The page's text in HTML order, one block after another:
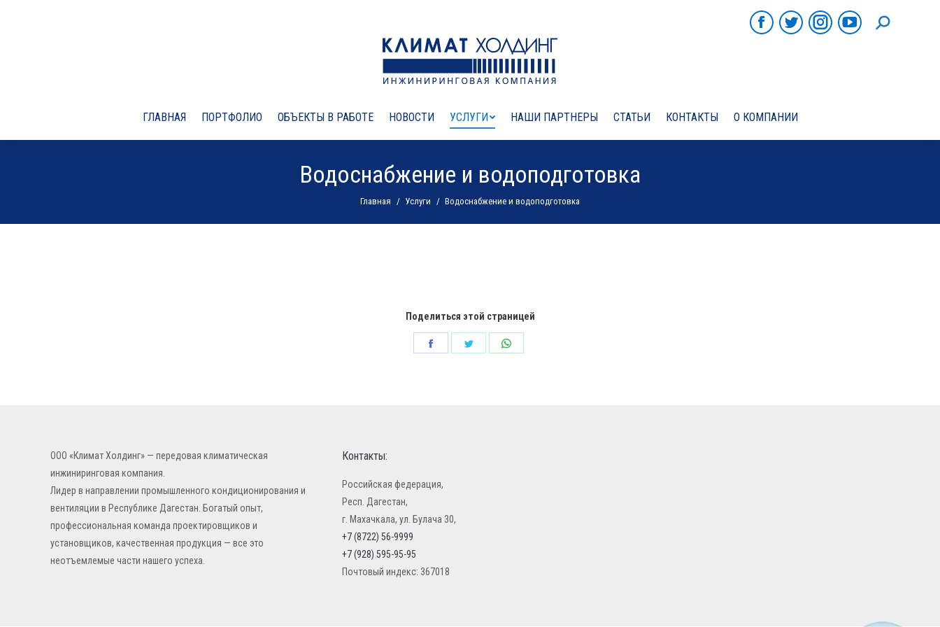
FacebookTwitterInstagramYouTube
ПОИСК
ГЛАВНАЯ ПОРТФОЛИО ОБЪЕКТЫ В РАБОТЕ НОВОСТИ УСЛУГИ НАШИ ПАРТНЕРЫ СТАТЬИ КОНТАКТЫ О КОМПАНИИ
Водоснабжение и водоподготовка
Вы здесь:
Главная Услуги Водоснабжение и водоподготовка
Поделиться этой страницей
ООО «Климат Холдинг» — передовая климатическая
инжиниринговая компания.
Лидер в направлении промышленного кондиционирования и
вентиляции в Республике Дагестан. Богатый опыт,
профессиональная команда проектировщиков и
установщиков, качественная продукция — все это
неотъемлемые части нашего успеха.
Контакты:
Российская федерация,
Респ. Дагестан,
г. Махачкала, ул. Булача 30,
+7 (8722) 56-9999
+7 (928) 595-95-95
Почтовый индекс: 367018